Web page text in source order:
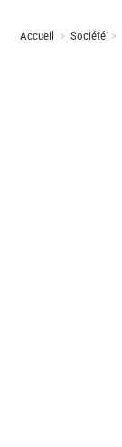
Accueil > Société >